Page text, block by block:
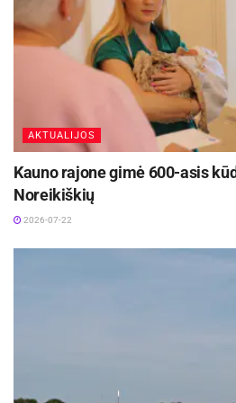
AKTUALIJOS
Kauno rajone gimė 600-asis
Noreikiškių
2026-07-22